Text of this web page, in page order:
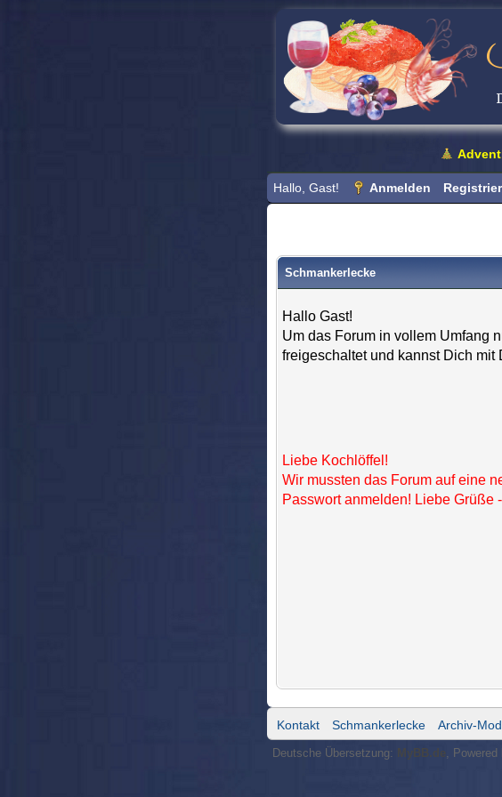
Hallo, Gast! Anmelden
Schmankerlecke
Hallo Gast!
Um das Forum in vollem Umfang
freigeschaltet und kannst Dich
Liebe Kochlöffel!
Wir mussten das Forum auf eine
Passwort anmelden! Liebe Grüße
Kontakt Schmankerlecke Archiv-
Deutsche Übersetzung: MyBB.de, Powered